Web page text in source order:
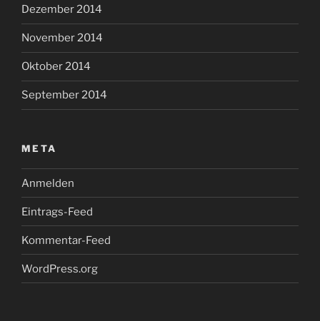
Dezember 2014
November 2014
Oktober 2014
September 2014
META
Anmelden
Eintrags-Feed
Kommentar-Feed
WordPress.org